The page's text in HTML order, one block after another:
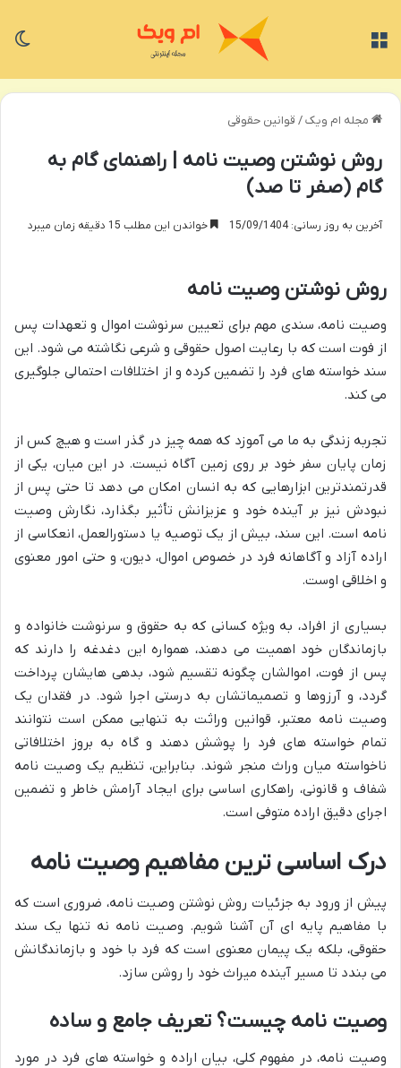
مجله ام ویک/ قوانین حقوقی
روش نوشتن وصیت نامه | راهنمای گام به
گام (صفر تا صد)
آخرین به روز رسانی: 15/09/1404 خواندن این مطلب 15 دقیقه زمان میبرد
روش نوشتن وصیت نامه
وصیت نامه، سندی مهم برای تعیین سرنوشت اموال و تعهدات پس
از فوت است که با رعایت اصول حقوقی و شرعی نگاشته می شود. این
سند خواسته های فرد را تضمین کرده و از اختلافات احتمالی جلوگیری
می کند.
تجربه زندگی به ما می آموزد که همه چیز در گذر است و هیچ کس از
زمان پایان سفر خود بر روی زمین آگاه نیست. در این میان، یکی از
قدرتمندترین ابزارهایی که به انسان امکان می دهد تا حتی پس از
نبودش نیز بر آینده خود و عزیزانش تأثیر بگذارد، نگارش وصیت
نامه است. این سند، بیش از یک توصیه یا دستورالعمل، انعکاسی از
اراده آزاد و آگاهانه فرد در خصوص اموال، دیون، و حتی امور معنوی
و اخلاقی اوست.
بسیاری از افراد، به ویژه کسانی که به حقوق و سرنوشت خانواده و
بازماندگان خود اهمیت می دهند، همواره این دغدغه را دارند که
پس از فوت، اموالشان چگونه تقسیم شود، بدهی هایشان پرداخت
گردد، و آرزوها و تصمیماتشان به درستی اجرا شود. در فقدان یک
وصیت نامه معتبر، قوانین وراثت به تنهایی ممکن است نتوانند
تمام خواسته های فرد را پوشش دهند و گاه به بروز اختلافاتی
ناخواسته میان وراث منجر شوند. بنابراین، تنظیم یک وصیت نامه
شفاف و قانونی، راهکاری اساسی برای ایجاد آرامش خاطر و تضمین
اجرای دقیق اراده متوفی است.
درک اساسی ترین مفاهیم وصیت نامه
پیش از ورود به جزئیات روش نوشتن وصیت نامه، ضروری است که
با مفاهیم پایه ای آن آشنا شویم. وصیت نامه نه تنها یک سند
حقوقی، بلکه یک پیمان معنوی است که فرد با خود و بازماندگانش
می بندد تا مسیر آینده میراث خود را روشن سازد.
وصیت نامه چیست؟ تعریف جامع و ساده
وصیت نامه، در مفهوم کلی، بیان اراده و خواسته های فرد در مورد